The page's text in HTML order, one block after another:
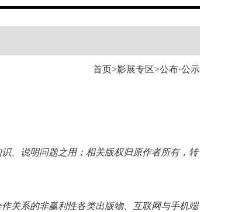
首页 影展专区 公布·公示
、说明问题之用；相关版权归原作者所有，转
关系的非赢利性各类出版物、互联网与手机端